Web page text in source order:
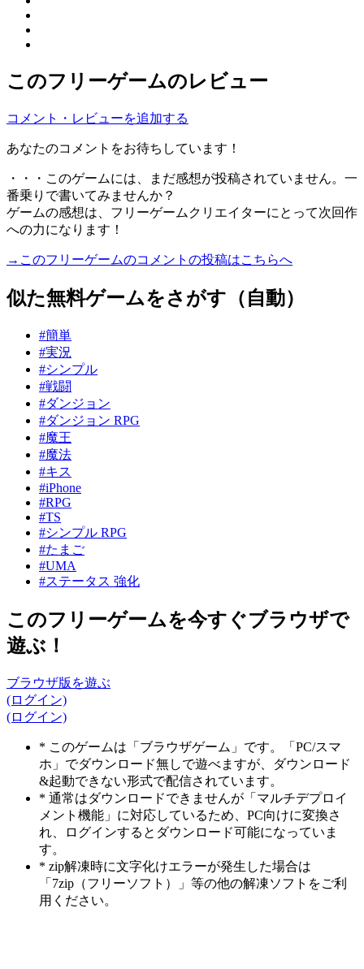
このフリーゲームのレビュー
コメント・レビューを追加する
あなたのコメントをお待ちしています！
・・・このゲームには、まだ感想が投稿されていません。一
番乗りで書いてみませんか？
ゲームの感想は、フリーゲームクリエイターにとって次回作
への力になります！
→このフリーゲームのコメントの投稿はこちらへ
似た無料ゲームをさがす（自動）
#簡単
#実況
#シンプル
#戦闘
#ダンジョン
#ダンジョン RPG
#魔王
#魔法
#キス
#iPhone
#RPG
#TS
#シンプル RPG
#たまご
#UMA
#ステータス 強化
このフリーゲームを今すぐブラウザで
遊ぶ！
ブラウザ版を遊ぶ
(ログイン)
(ログイン)
* このゲームは「ブラウザゲーム」です。「PC/スマ
ホ」でダウンロード無しで遊べますが、ダウンロード
&起動できない形式で配信されています。
* 通常はダウンロードできませんが「マルチデプロイ
メント機能」に対応しているため、PC向けに変換さ
れ、ログインするとダウンロード可能になっていま
す。
* zip解凍時に文字化けエラーが発生した場合は
「7zip（フリーソフト）」等の他の解凍ソフトをご利
用ください。